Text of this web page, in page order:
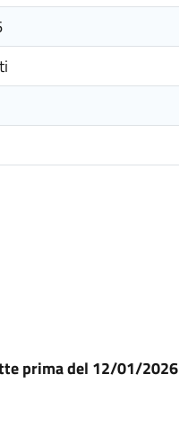
prima del 12/01/2026